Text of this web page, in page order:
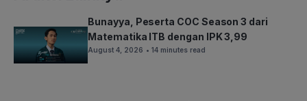
Bunayya, Peserta COC Season 3 dari
Matematika ITB dengan IPK 3,99
August 4, 2026 • 14 minutes read